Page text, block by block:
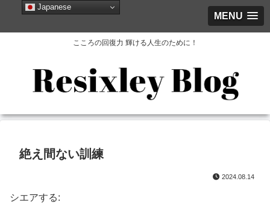
MENU
こころの回復力 輝ける人生のために！
絶え間ない訓練
2024.08.14
シエアする:
Japanese